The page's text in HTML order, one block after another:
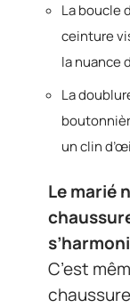
La boucle
ceinture
la nuance
La
un clin
Le marié
C’est